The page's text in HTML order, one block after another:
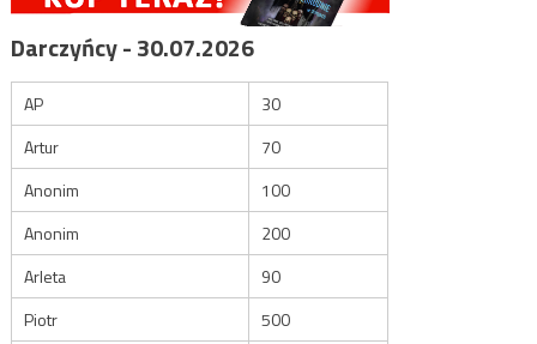
Darczyńcy - 30.07.2026
AP
30
Artur
70
Anonim
100
Anonim
200
Arleta
90
Piotr
500